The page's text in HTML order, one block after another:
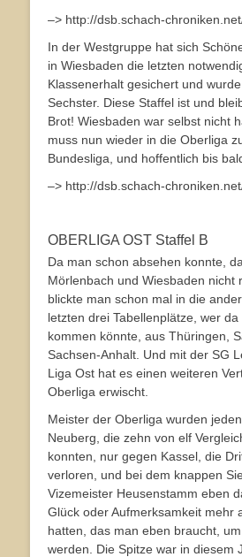
–> http://dsb.schach-
In der Westgruppe hat sich
in Wiesbaden die letzten
Klassenerhalt gesichert und
Sechster. Diese Staffel ist und
Brot! Wiesbaden war selbst nicht
muss nun wieder in die Oberliga
Bundesliga, und hoffentlich bis
–> http://dsb.schach-
OBERLIGA OST Staffel B
Da man schon absehen konnte,
Mörlenbach und Wiesbaden nicht
blickte man schon mal in die
letzten drei Tabellenplätze, wer
kommen könnte, aus Thüringen,
Sachsen-Anhalt. Und mit der SG
Liga Ost hat es einen weiteren
Oberliga erwischt.
Meister der Oberliga wurden
Neuberg, die zehn von elf
konnten, nur gegen Kassel, die
verloren, und bei dem knappen
Vizemeister Heusenstamm eben
Glück oder Aufmerksamkeit mehr
hatten, das man eben braucht,
werden. Die Spitze war in diesem